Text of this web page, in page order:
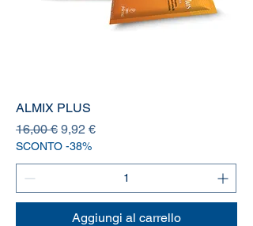
ALMIX PLUS
Prezzo regolare
16,00 € Prezzo scontato
9,92 €
SCONTO -38%
Aggiungi al carrello